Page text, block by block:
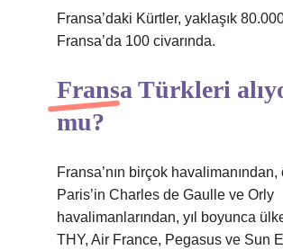
Fransa’daki Kürtler, yaklaşık
Fransa’da 100 civarında.
Fransa Türkleri
mu?
Fransa’nın birçok
Paris’in Charles de Gaulle ve Orly
havalimanlarından, yıl boyunca
THY, Air France, Pegasus ve Sun